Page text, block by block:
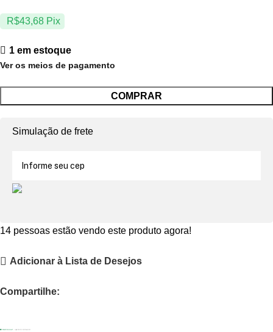
R$43,68 Pix
1 em estoque
Ver os meios de pagamento
COMPRAR
Simulação de frete
14 pessoas estão vendo este produto agora!
Adicionar à Lista de Desejos
Compartilhe: